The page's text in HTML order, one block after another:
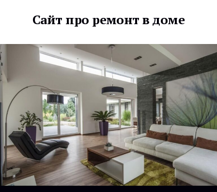
Сайт про ремонт в доме